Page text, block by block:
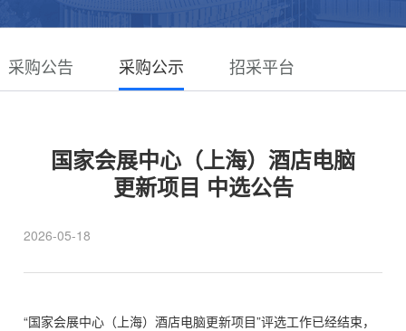
采购公告 采购公示 招采平台
国家会展中心（上海）酒店电脑
更新项目 中选公告
2026-05-18
“国家会展中心（上海）酒店电脑更新项目”评选工作已经结束，